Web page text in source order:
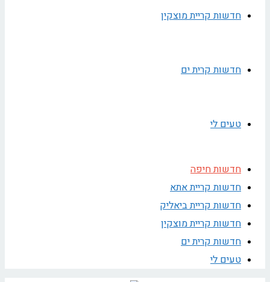
חדשות קריית מוצקין
חדשות קרית ים
טעים לי
חדשות חיפה
חדשות קריית אתא
חדשות קריית ביאליק
חדשות קריית מוצקין
חדשות קרית ים
טעים לי